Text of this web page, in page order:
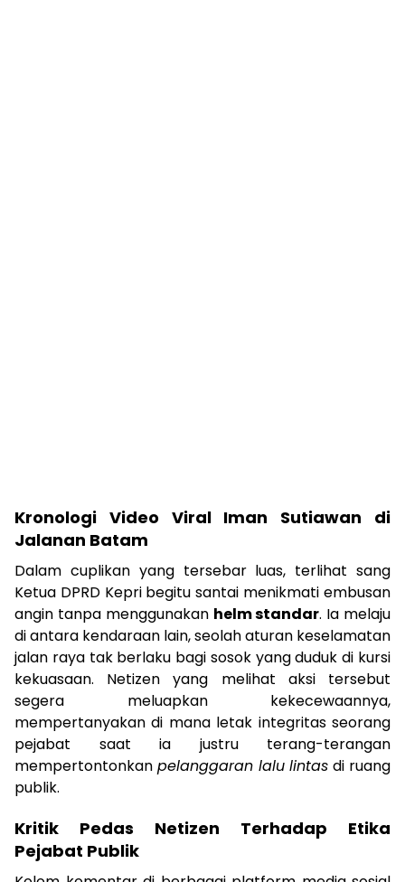
Kronologi Video Viral Iman Sutiawan di
Jalanan Batam
Dalam cuplikan yang tersebar luas, terlihat sang
Ketua DPRD Kepri begitu santai menikmati embusan
angin tanpa menggunakan helm standar. Ia melaju
di antara kendaraan lain, seolah aturan keselamatan
jalan raya tak berlaku bagi sosok yang duduk di kursi
kekuasaan. Netizen yang melihat aksi tersebut
segera meluapkan kekecewaannya,
mempertanyakan di mana letak integritas seorang
pejabat saat ia justru terang-terangan
mempertontonkan pelanggaran lalu lintas di ruang
publik.
Kritik Pedas Netizen Terhadap Etika
Pejabat Publik